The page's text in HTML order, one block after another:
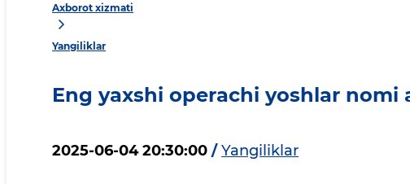
Axborot xizmati
Yangiliklar
Eng yaxshi operachi yoshlar nomi
2025-06-04 20:30:00 / Yangiliklar